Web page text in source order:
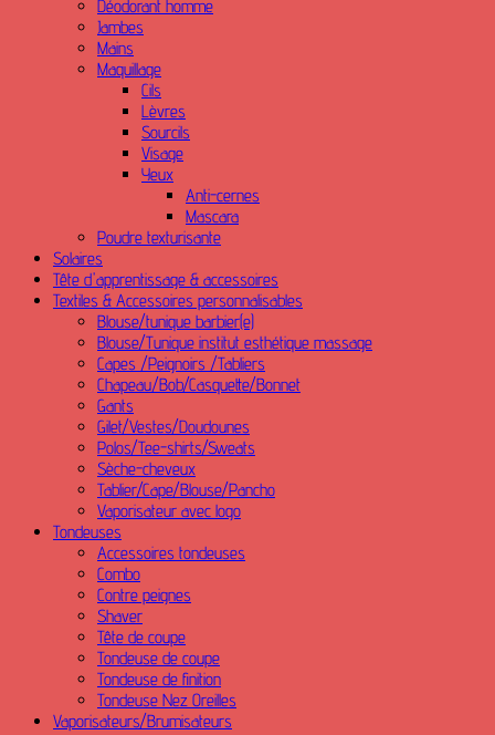
Déodorant homme
Jambes
Mains
Maquillage
Cils
Lèvres
Sourcils
Visage
Yeux
Anti-cernes
Mascara
Poudre texturisante
Solaires
Tête d'apprentissage & accessoires
Textiles & Accessoires personnalisables
Blouse/tunique barbier(e)
Blouse/Tunique institut esthétique massage
Capes /Peignoirs /Tabliers
Chapeau/Bob/Casquette/Bonnet
Gants
Gilet/Vestes/Doudounes
Polos/Tee-shirts/Sweats
Sèche-cheveux
Tablier/Cape/Blouse/Pancho
Vaporisateur avec logo
Tondeuses
Accessoires tondeuses
Combo
Contre peignes
Shaver
Tête de coupe
Tondeuse de coupe
Tondeuse de finition
Tondeuse Nez Oreilles
Vaporisateurs/Brumisateurs